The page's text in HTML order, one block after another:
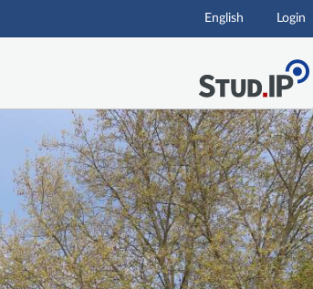
English Login